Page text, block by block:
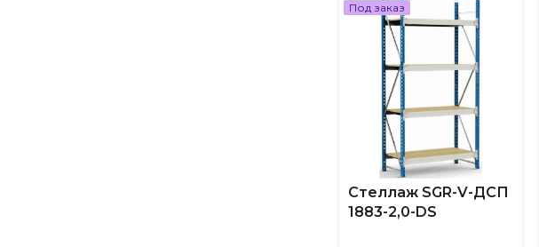
Под заказ
Стеллаж SGR-V-ДСП
1883-2,0-DS